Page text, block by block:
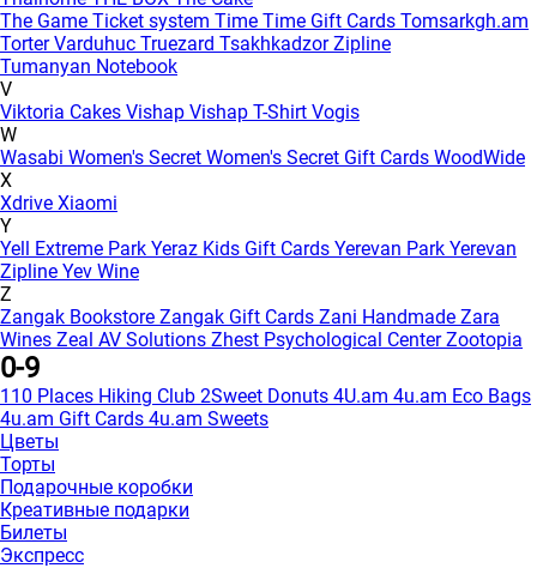
The Game Ticket system Time Time Gift Cards Tomsarkgh.am
Torter Varduhuc Truezard Tsakhkadzor Zipline
Tumanyan Notebook
V
Viktoria Cakes Vishap Vishap T-Shirt Vogis
W
Wasabi Women's Secret Women's Secret Gift Cards WoodWide
X
Xdrive Xiaomi
Y
Yell Extreme Park Yeraz Kids Gift Cards Yerevan Park Yerevan
Zipline Yev Wine
Z
Zangak Bookstore Zangak Gift Cards Zani Handmade Zara
Wines Zeal AV Solutions Zhest Psychological CenterZootopia
0-9
110 Places Hiking Club 2Sweet Donuts 4U.am 4u.am Eco Bags
4u.am Gift Cards 4u.am Sweets
Цветы
Торты
Подарочные коробки
Креативные подарки
Билеты
Экспресс